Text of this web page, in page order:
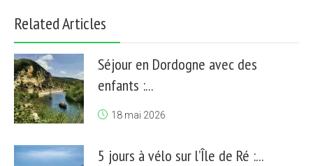
Related Articles
Séjour en Dordogne avec des
enfants :...
18 mai 2026
5 jours à vélo sur l’Île de Ré :...